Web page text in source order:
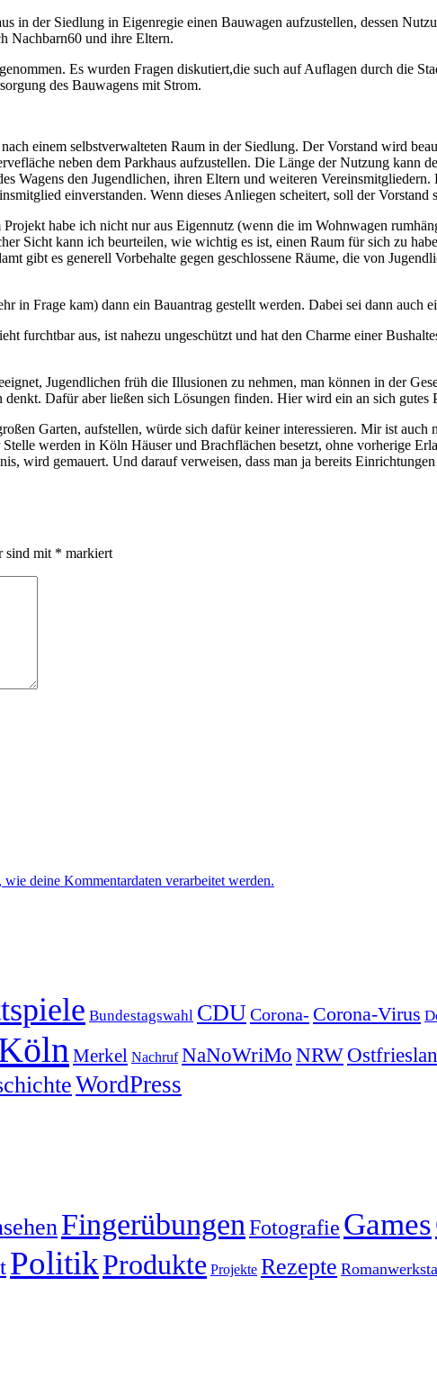
in der Siedlung in Eigenregie einen Bauwagen aufzustellen, dessen
Nachbarn60 und ihre Eltern.
Es wurden Fragen diskutiert,die such auf Auflagen durch die
des Bauwagens mit Strom.
einem selbstverwalteten Raum in der Siedlung. Der Vorstand wird
neben dem Parkhaus aufzustellen. Die Länge der Nutzung kann
Wagens den Jugendlichen, ihren Eltern und weiteren
einverstanden. Wenn dieses Anliegen scheitert, soll der Vorstand
habe ich nicht nur aus Eigennutz (wenn die im Wohnwagen
Sicht kann ich beurteilen, wie wichtig es ist, einen Raum für sich zu
gibt es generell Vorbehalte gegen geschlossene Räume, die von
in Frage kam) dann ein Bauantrag gestellt werden. Dabei sei dann auch
furchtbar aus, ist nahezu ungeschützt und hat den Charme einer
Jugendlichen früh die Illusionen zu nehmen, man können in der
Dafür aber ließen sich Lösungen finden. Hier wird ein an sich gutes
Garten, aufstellen, würde sich dafür keiner interessieren. Mir ist
werden in Köln Häuser und Brachflächen besetzt, ohne vorherige
wird gemauert. Und darauf verweisen, dass man ja bereits
sind mit * markiert
wie deine Kommentardaten verarbeitet werden.
Bundestagswahl CDUCorona- Corona-Virus
Merkel Nachruf NaNoWriMo NRW
WordPress
Fingerübungen Fotografie Games
PolitikProdukte Projekte Rezepte